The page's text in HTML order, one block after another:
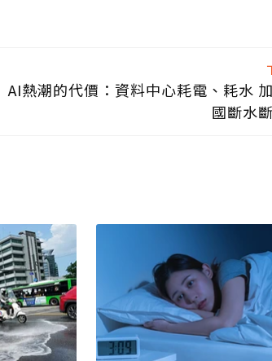
AI熱潮的代價：資料中心耗電、耗水
國斷水